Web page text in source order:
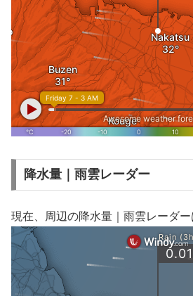
降水量｜雨雲レーダー
現在、周辺の降水量｜雨雲レーダー